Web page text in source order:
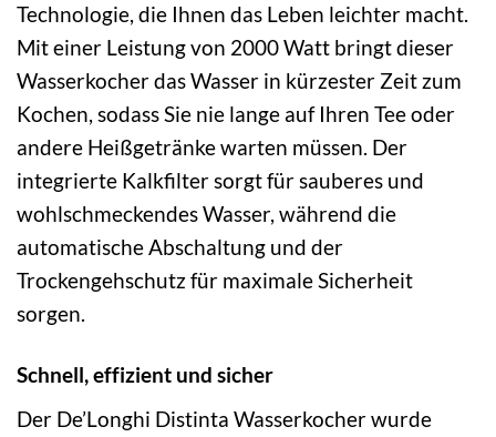
Technologie, die Ihnen das Leben leichter macht.
Mit einer Leistung von 2000 Watt bringt dieser
Wasserkocher das Wasser in kürzester Zeit zum
Kochen, sodass Sie nie lange auf Ihren Tee oder
andere Heißgetränke warten müssen. Der
integrierte Kalkfilter sorgt für sauberes und
wohlschmeckendes Wasser, während die
automatische Abschaltung und der
Trockengehschutz für maximale Sicherheit
sorgen.
Schnell, effizient und sicher
Der De’Longhi Distinta Wasserkocher wurde